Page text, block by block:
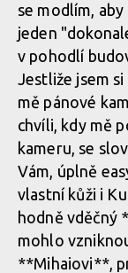
se modlím,
jeden
v pohodlí
Jestliže jsem
mě pánové
chvíli, kdy mě
kameru, se
Vám, úplně
vlastní kůži i
hodně vděčný
mohlo
**Mihaiovi**,